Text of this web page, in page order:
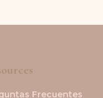
Frecuentes